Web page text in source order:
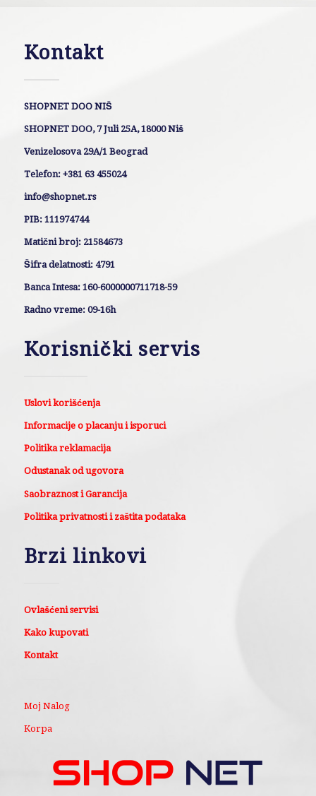
Kontakt
SHOPNET DOO NIŠ
SHOPNET DOO, 7 Juli 25A, 18000 Niš
Venizelosova 29A/1 Beograd
Telefon: +381 63 455024
info@shopnet.rs
PIB: 111974744
Matični broj: 21584673
Šifra delatnosti: 4791
Banca Intesa: 160-6000000711718-59
Radno vreme: 09-16h
Korisnički servis
Uslovi korišćenja
Informacije o placanju i isporuci
Politika reklamacija
Odustanak od ugovora
Saobraznost i Garancija
Politika privatnosti i zaštita podataka
Brzi linkovi
Ovlašćeni servisi
Kako kupovati
Kontakt
Moj Nalog
Korpa